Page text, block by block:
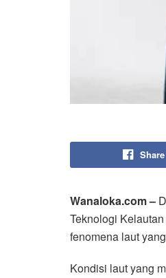
Wanaloka.com –
Teknologi
fenomena laut
Kondisi laut yang